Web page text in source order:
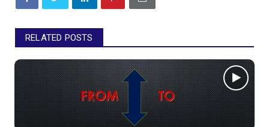
RELATED POSTS